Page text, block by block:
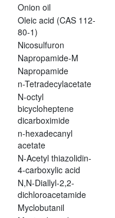
Onion oil
Oleic acid (CAS 112-
80-1)
Nicosulfuron
Napropamide-M
Napropamide
n-Tetradecylacetate
N-octyl
bicycloheptene
dicarboximide
n-hexadecanyl
acetate
N-Acetyl thiazolidin-
4-carboxylic acid
N,N-Diallyl-2,2-
dichloroacetamide
Myclobutanil